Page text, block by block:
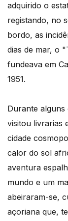
adquirido o
registando, no
bordo, as
dias de mar, o
fundeava em
1951.
Durante alguns
visitou livrarias
cidade
calor do sol
aventura
mundo e um
abeiraram-se,
açoriana que,